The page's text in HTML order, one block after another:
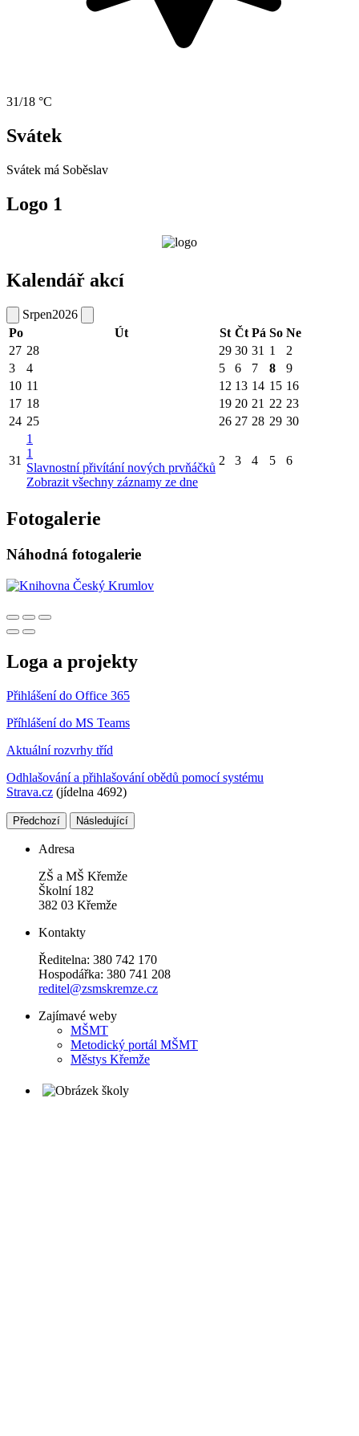
31/18 °C
Svátek
Svátek má Soběslav
Logo 1
Kalendář akcí
Srpen2026
Po
Út St Čt Pá So Ne
27 28 29 30 31 1
2
3
4 5 6 7 8
9
10 11 12 13 14 15 16
17 18 19 20 21 22 23
24 25 26 27 28 29 30
31
1
1
Slavnostní přivítání nových prvňáčků
Zobrazit všechny záznamy ze dne
2 3 4 5 6
Fotogalerie
Náhodná fotogalerie
Loga a projekty
Přihlášení do Office 365
Příhlášení do MS Teams
Aktuální rozvrhy tříd
Odhlašování a přihlašování obědů pomocí systému
Strava.cz (jídelna 4692)
Předchozí Následující
Adresa
ZŠ a MŠ Křemže
Školní 182
382 03 Křemže
Kontakty
Ředitelna: 380 742 170
Hospodářka: 380 741 208
reditel@zsmskremze.cz
Zajímavé weby
MŠMT
Metodický portál MŠMT
Městys Křemže